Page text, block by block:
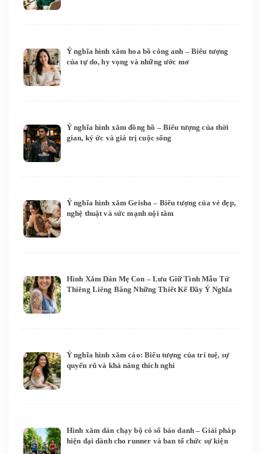
Ý nghĩa hình xăm hoa bồ công anh – Biểu tượng
của tự do, hy vọng và những ước mơ
Ý nghĩa hình xăm đồng hồ – Biểu tượng của thời
gian, ký ức và giá trị cuộc sống
Ý nghĩa hình xăm Geisha – Biểu tượng của vẻ đẹp,
nghệ thuật và sức mạnh nội tâm
Hình Xăm Dán Mẹ Con – Lưu Giữ Tình Mẫu Tử
Thiêng Liêng Bằng Những Thiết Kế Đầy Ý Nghĩa
Ý nghĩa hình xăm cáo: Biểu tượng của trí tuệ, sự
quyến rũ và khả năng thích nghi
Hình xăm dán chạy bộ có số báo danh – Giải pháp
hiện đại dành cho runner và ban tổ chức sự kiện